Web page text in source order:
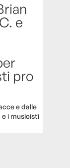
e
pro
e dalle
i musicisti